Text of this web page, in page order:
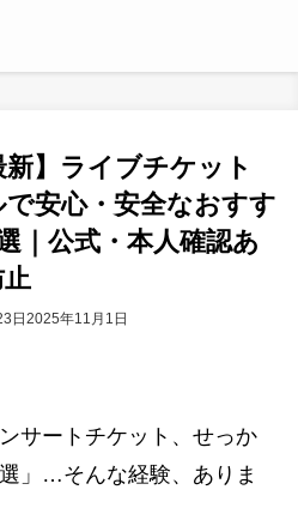
新】ライブチケット
安心・安全なおすす
｜公式・本人確認あ
日 2025年11月1日
サートチケット、せっか
」…そんな経験、ありま